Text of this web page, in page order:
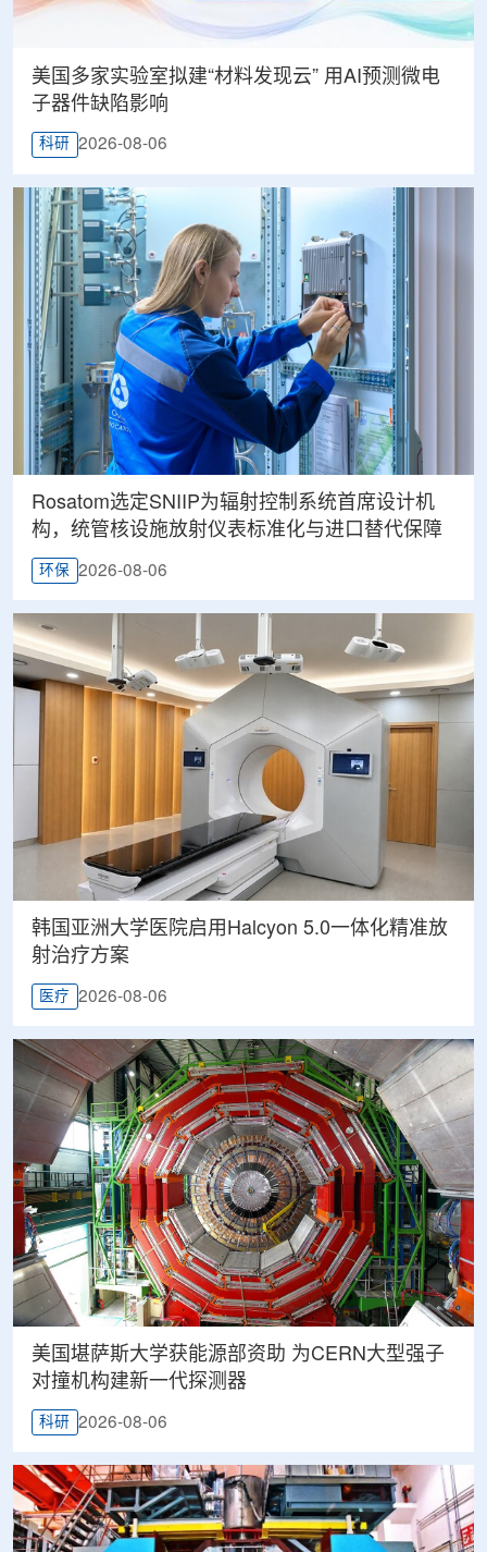
美国多家实验室拟建“材料发现云” 用AI预测微电
子器件缺陷影响
科研 2026-08-06
Rosatom选定SNIIP为辐射控制系统首席设计机
构，统管核设施放射仪表标准化与进口替代保障
环保 2026-08-06
韩国亚洲大学医院启用Halcyon 5.0一体化精准放
射治疗方案
医疗 2026-08-06
美国堪萨斯大学获能源部资助 为CERN大型强子
对撞机构建新一代探测器
科研 2026-08-06